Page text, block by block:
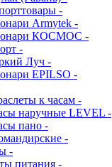
-
Armytek -
КОСМОС -
-
Луч -
EPILSO -
к часам -
наручные LEVEL -
пано -
-
-
питания -